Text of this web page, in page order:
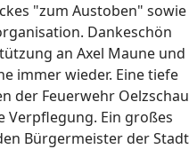
"zum Austoben" sowie
Dankeschön
an Axel Maune und
immer wieder. Eine tiefe
der Feuerwehr Oelzschau
Verpflegung. Ein großes
Bürgermeister der Stadt